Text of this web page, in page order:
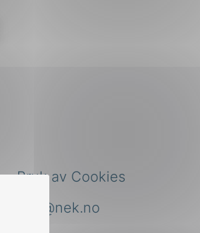
nek@nek.no
Bruk av Cookies